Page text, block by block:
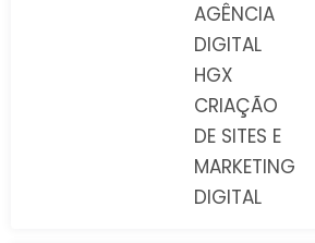
AGÊNCIA
DIGITAL
HGX
CRIAÇÃO
DE SITES E
MARKETING
DIGITAL